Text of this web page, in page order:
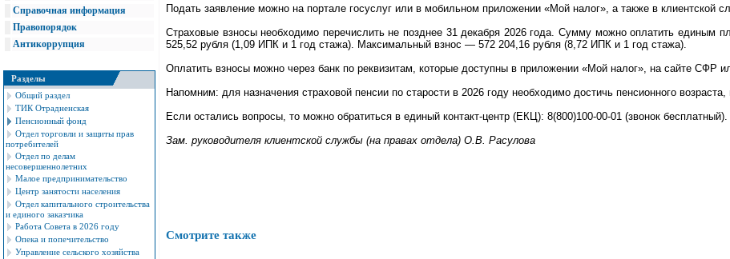
Справочная информация
Правопорядок
Антикоррупция
Разделы
Общий раздел
ТИК Отрадненская
Пенсионный фонд
Отдел торговли и защиты прав
потребителей
Отдел по делам
несовершеннолетних
Малое предпринимательство
Центр занятости населения
Отдел капитального строительства
и единого заказчика
Работа Совета в 2026 году
Опека и попечительство
Управление сельского хозяйства
Подать заявление можно на портале госуслуг или в мобильном приложении «Мой налог», а также в клиентской
Страховые взносы необходимо перечислить не позднее 31 декабря 2026 года. Сумму можно оплатить единым
525,52 рубля (1,09 ИПК и 1 год стажа). Максимальный взнос — 572 204,16 рубля (8,72 ИПК и 1 год стажа).
Оплатить взносы можно через банк по реквизитам, которые доступны в приложении «Мой налог», на сайте
Напомним: для назначения страховой пенсии по старости в 2026 году необходимо достичь пенсионного
Если остались вопросы, то можно обратиться в единый контакт-центр (ЕКЦ): 8(800)100-00-01 (звонок бесплатный).
Зам. руководителя клиентской службы (на правах отдела) О.В. Расулова
Смотрите также